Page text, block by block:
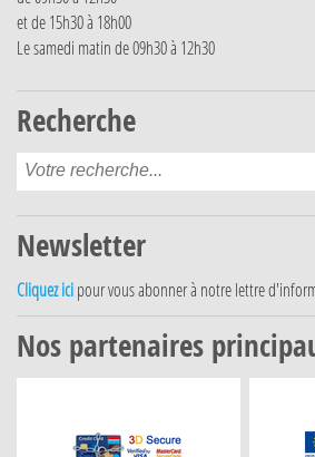
et de 15h30 à 18h00
Le samedi matin de 09h30 à 12h30
Recherche
Newsletter
Cliquez ici pour vous abonner à notre lettre
Nos partenaires